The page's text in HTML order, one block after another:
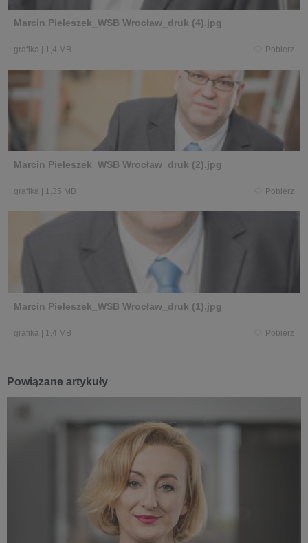
Marcin Pieleszek_WSB Wrocław_druk (4).jpg
grafika 1,4 MB Pobierz
Marcin Pieleszek_WSB Wrocław_druk (2).jpg
grafika 1,35 MB Pobierz
Marcin Pieleszek_WSB Wrocław_druk (1).jpg
grafika 1,4 MB Pobierz
Powiązane artykuły